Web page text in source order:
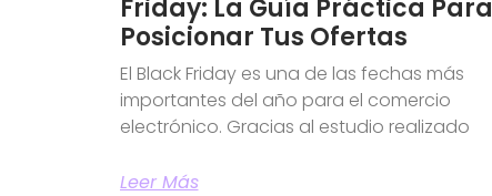
Friday: La Guía Práctica Para
Posicionar Tus Ofertas
El Black Friday es una de las fechas más
importantes del año para el comercio
electrónico. Gracias al estudio realizado
Leer Más